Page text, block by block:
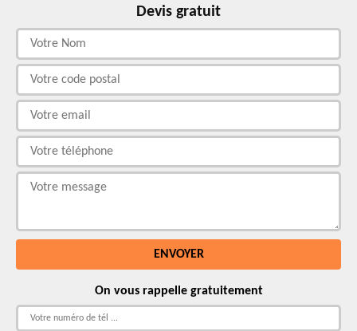
Devis gratuit
On vous rappelle gratuitement